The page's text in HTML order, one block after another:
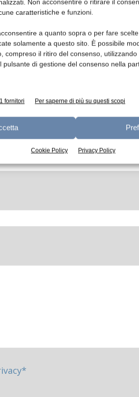
Non acconsentire o ritirare il
caratteristiche e funzioni.
a quanto sopra o per fare
solamente a questo sito. È possibile
compreso il ritiro del consenso,
pulsante di gestione del consenso nella
fornitori Per saperne di più su questi scopi
Cookie Policy Privacy Policy